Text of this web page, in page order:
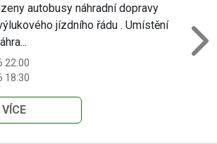
autobusy náhradní dopravy
jízdního řádu . Umístění
22:00
18:30
VÍCE